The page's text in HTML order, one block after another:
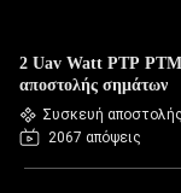
2 Uav Watt PTP
αποστολής σημάτων
Συσκευή
2067 απόψεις